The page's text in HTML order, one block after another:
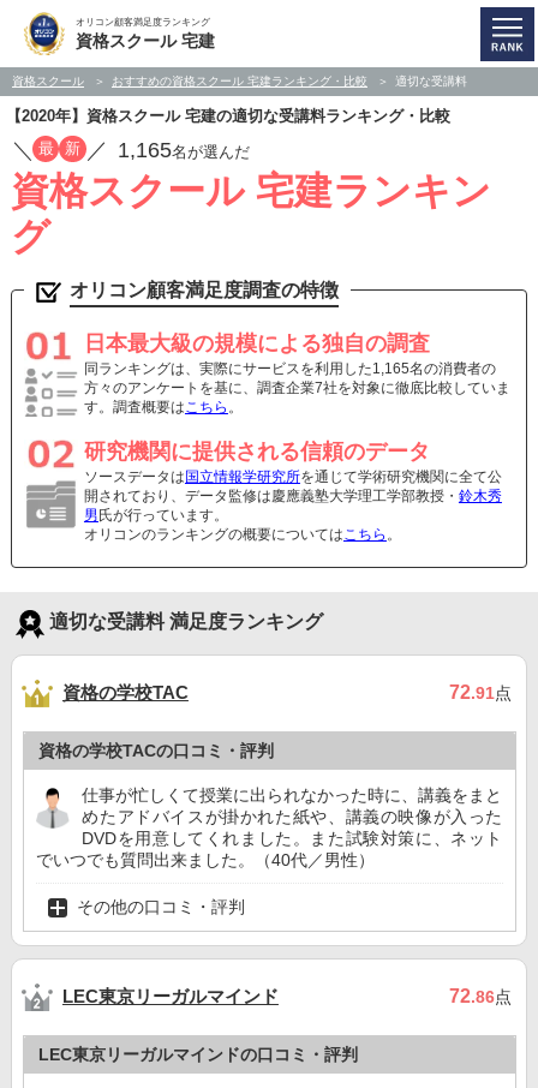
オリコン顧客満足度ランキング
資格スクール 宅建
資格スクール おすすめの資格スクール 宅建ランキング・比較 適切な受講料
【2020年】資格スクール 宅建の適切な受講料ランキング・比較
／ 最 新 ／ 1,165名が選んだ
資格スクール 宅建ランキン
グ
オリコン顧客満足度調査の特徴
日本最大級の規模による独自の調査
同ランキングは、実際にサービスを利用した1,165名の消費者の
方々のアンケートを基に、調査企業7社を対象に徹底比較していま
す。調査概要はこちら 。
研究機関に提供される信頼のデータ
ソースデータは 国立情報学研究所を通じて学術研究機関に全て公
開されており、データ監修は慶應義塾大学理工学部教授・ 鈴木秀
男 氏が行っています。
オリコンのランキングの概要についてはこちら 。
適切な受講料 満足度ランキング
資格の学校TAC 72.91点
資格の学校TACの口コミ・評判
仕事が忙しくて授業に出られなかった時に、講義をまと
めたアドバイスが掛かれた紙や、講義の映像が入った
DVDを用意してくれました。また試験対策に、ネット
でいつでも質問出来ました。（40代／男性）
その他の口コミ・評判
LEC東京リーガルマインド 72.86点
LEC東京リーガルマインドの口コミ・評判